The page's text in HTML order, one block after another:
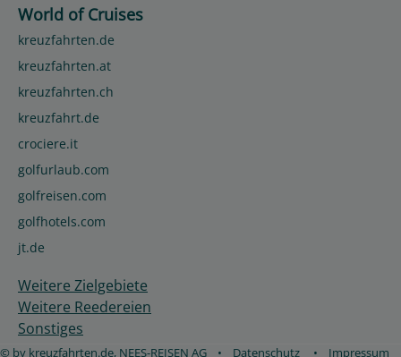
World of Cruises
kreuzfahrten.de
kreuzfahrten.at
kreuzfahrten.ch
kreuzfahrt.de
crociere.it
golfurlaub.com
golfreisen.com
golfhotels.com
jt.de
Weitere Zielgebiete
Weitere Reedereien
Sonstiges
© by kreuzfahrten.de, NEES-REISEN AG • Datenschutz • Impressum